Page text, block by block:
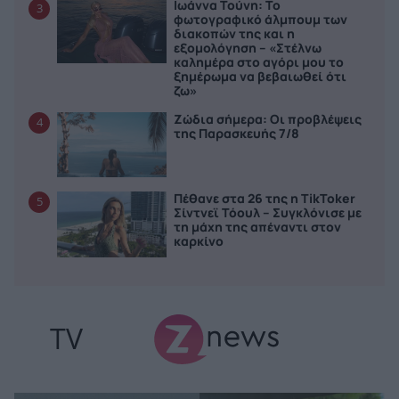
3
Ιωάννα Τούνη: Το
φωτογραφικό άλμπουμ των
διακοπών της και η
εξομολόγηση – «Στέλνω
καλημέρα στο αγόρι μου το
ξημέρωμα να βεβαιωθεί ότι
ζω»
4
Ζώδια σήμερα: Οι προβλέψεις
της Παρασκευής 7/8
5
Πέθανε στα 26 της η TikToker
Σίντνεϊ Τόουλ – Συγκλόνισε με
τη μάχη της απέναντι στον
καρκίνο
TV